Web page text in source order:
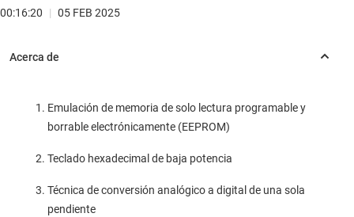
00:16:20 | 05 FEB 2025
Emulación de memoria de solo lectura programable y
borrable electrónicamente (EEPROM)
Teclado hexadecimal de baja potencia
Técnica de conversión analógico a digital de una sola
pendiente